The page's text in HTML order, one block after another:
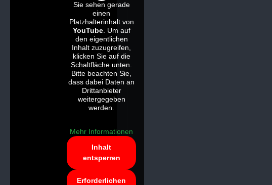
Sie sehen gerade
einen
Platzhalterinhalt von
YouTube. Um auf
den eigentlichen
Inhalt zuzugreifen,
klicken Sie auf die
Schaltfläche unten.
Bitte beachten Sie,
dass dabei Daten an
Drittanbieter
weitergegeben
werden.
Mehr Informationen
Inhalt
entsperren
Erforderlichen